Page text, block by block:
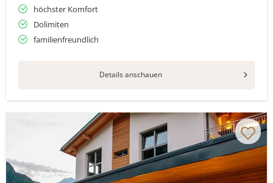
höchster Komfort
Dolimiten
familienfreundlich
Details anschauen